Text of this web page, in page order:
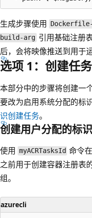
生成步骤使用
build-arg 引用基础注册
后，会将映像推送到用于
选项 1：创建任
本部分中的步骤将创建一
要改为启用系统分配的标
识创建任务。
创建用户分配的标识
使用 myACRTasksId 命令
之前用于创建容器注册表
组。
azurecli